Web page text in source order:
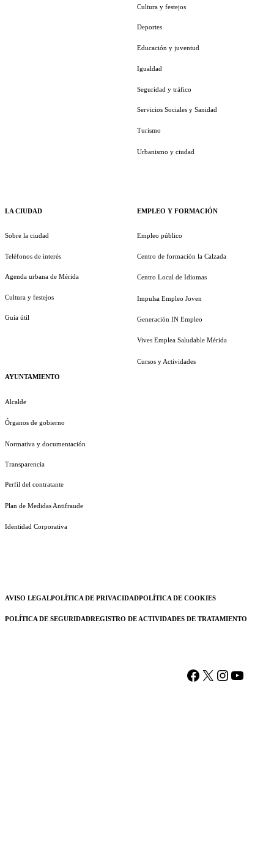
LA CIUDAD
Sobre la ciudad
Teléfonos de interés
Agenda urbana de Mérida
Cultura y festejos
Guía útil
AYUNTAMIENTO
Alcalde
Órganos de gobierno
Normativa y documentación
Transparencia
Perfil del contratante
Plan de Medidas Antifraude
Identidad Corporativa
Cultura y festejos
Deportes
Educación y juventud
Igualdad
Seguridad y tráfico
Servicios Sociales y Sanidad
Turismo
Urbanismo y ciudad
EMPLEO Y FORMACIÓN
Empleo público
Centro de formación la Calzada
Centro Local de Idiomas
Impulsa Empleo Joven
Generación IN Empleo
Vives Emplea Saludable Mérida
Cursos y Actividades
AVISO LEGALPOLÍTICA DE PRIVACIDADPOLÍTICA DE COOKIES
POLÍTICA DE SEGURIDADREGISTRO DE ACTIVIDADES DE TRATAMIENTO
Facebook
X Instagram